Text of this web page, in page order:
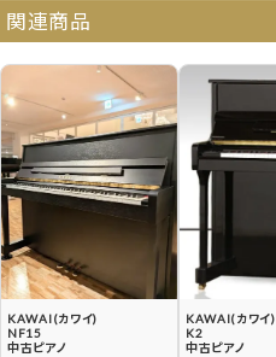
よくある質問
契約後の流れ
中古ピアノ買戻しサービ
関連商品
KAWAI(カワイ)
NF15
中古ピアノ
KAWAI(カワイ)
K2
中古ピアノ